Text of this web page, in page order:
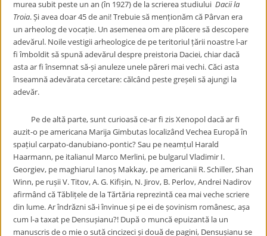
murea subit peste un an (în 1927) de la scrierea studiuluiDacii la
Troia. Și avea doar 45 de ani! Trebuie să menționăm că Pârvan era
un arheolog de vocație. Un asemenea om are plăcere să descopere
adevărul. Noile vestigii arheologice de pe teritoriul țării noastre l-ar
fi îmboldit să spună adevărul despre preistoria Daciei, chiar dacă
asta ar fi însemnat să-și anuleze unele păreri mai vechi. Căci asta
înseamnă adevărata cercetare: călcând peste greșeli să ajungi la
adevăr.
Pe de altă parte, sunt curioasă ce-ar fi zis Xenopol dacă ar fi
auzit-o pe americana Marija Gimbutas localizând Vechea Europă în
spațiul carpato-danubiano-pontic? Sau pe neamțul Harald
Haarmann, pe italianul Marco Merlini, pe bulgarul Vladimir I.
Georgiev, pe maghiarul Ianoș Makkay, pe americanii R. Schiller, Shan
Winn, pe rușii V. Titov, A. G. Kifișin, N. Jirov, B. Perlov, Andrei Nadirov
afirmând că Tăblițele de la Tărtăria reprezintă cea mai veche scriere
din lume. Ar îndrăzni să-i învinue și pe ei de șovinism românesc, așa
cum l-a taxat pe Densușianu?! După o muncă epuizantă la un
manuscris de o mie o sută cincizeci și două de pagini, Densușianu se